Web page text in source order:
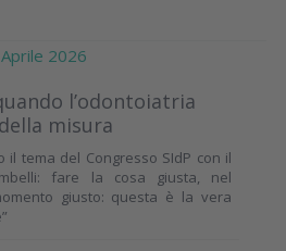
2026
l’odontoiatria
misura
tema del Congresso SIdP con il
fare la cosa giusta, nel
giusto: questa è la vera